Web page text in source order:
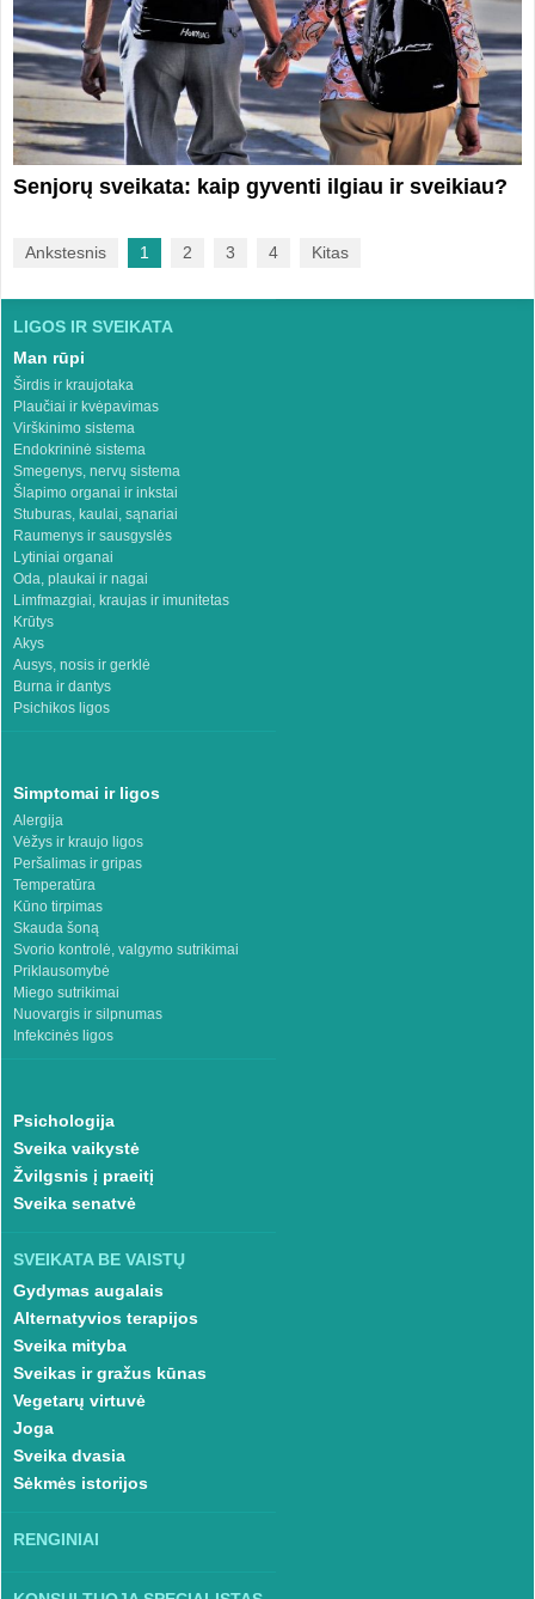
Senjorų sveikata: kaip gyventi ilgiau ir sveikiau?
Ankstesnis 1 2 3 4 Kitas
LIGOS IR SVEIKATA
Man rūpi
Širdis ir kraujotaka
Plaučiai ir kvėpavimas
Virškinimo sistema
Endokrininė sistema
Smegenys, nervų sistema
Šlapimo organai ir inkstai
Stuburas, kaulai, sąnariai
Raumenys ir sausgyslės
Lytiniai organai
Oda, plaukai ir nagai
Limfmazgiai, kraujas ir imunitetas
Krūtys
Akys
Ausys, nosis ir gerklė
Burna ir dantys
Psichikos ligos
Simptomai ir ligos
Alergija
Vėžys ir kraujo ligos
Peršalimas ir gripas
Temperatūra
Kūno tirpimas
Skauda šoną
Svorio kontrolė, valgymo sutrikimai
Priklausomybė
Miego sutrikimai
Nuovargis ir silpnumas
Infekcinės ligos
Psichologija
Sveika vaikystė
Žvilgsnis į praeitį
Sveika senatvė
SVEIKATA BE VAISTŲ
Gydymas augalais
Alternatyvios terapijos
Sveika mityba
Sveikas ir gražus kūnas
Vegetarų virtuvė
Joga
Sveika dvasia
Sėkmės istorijos
RENGINIAI